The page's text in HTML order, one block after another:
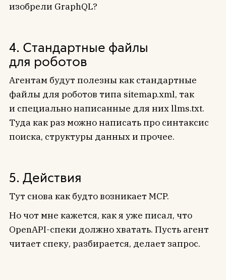
изобрели GraphQL?
4. Стандартные файлы
для роботов
Агентам будут полезны как стандартные
файлы для роботов типа sitemap.xml, так
и специально написанные для них llms.txt.
Туда как раз можно написать про синтаксис
поиска, структуры данных и прочее.
5. Действия
Тут снова как будто возникает MCP.
Но чот мне кажется, как я уже писал, что
OpenAPI-спеки должно хватать. Пусть агент
читает спеку, разбирается, делает запрос.